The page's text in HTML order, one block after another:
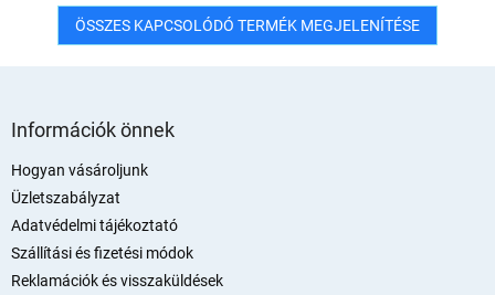
ÖSSZES KAPCSOLÓDÓ TERMÉK MEGJELENÍTÉSE
Információk önnek
Hogyan vásároljunk
Üzletszabályzat
Adatvédelmi tájékoztató
Szállítási és fizetési módok
Reklamációk és visszaküldések